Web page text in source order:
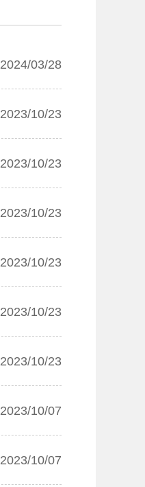
2024/03/28
2023/10/23
2023/10/23
2023/10/23
2023/10/23
2023/10/23
2023/10/23
2023/10/07
2023/10/07